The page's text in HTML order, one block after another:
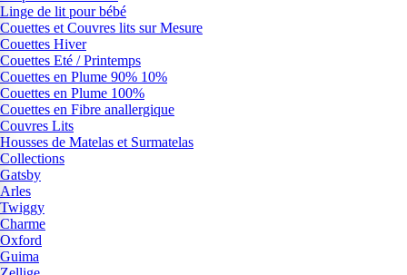
Linge de lit pour bébé
Couettes et Couvres lits sur Mesure
Couettes Hiver
Couettes Eté / Printemps
Couettes en Plume 90% 10%
Couettes en Plume 100%
Couettes en Fibre anallergique
Couvres Lits
Housses de Matelas et Surmatelas
Collections
Gatsby
Arles
Twiggy
Charme
Oxford
Guima